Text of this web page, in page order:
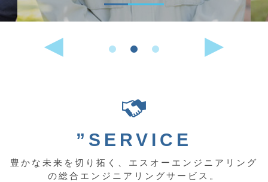
”SERVICE
豊かな未来を切り拓く、エスオーエンジニアリング
の総合エンジニアリングサービス。